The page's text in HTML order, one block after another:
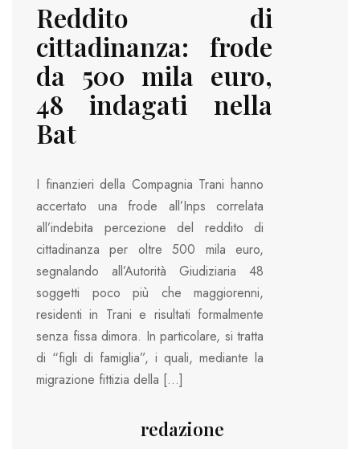
Reddito di
cittadinanza: frode
da 500 mila euro,
48 indagati nella
Bat
I finanzieri della Compagnia Trani hanno
accertato una frode all’Inps correlata
all’indebita percezione del reddito di
cittadinanza per oltre 500 mila euro,
segnalando all’Autorità Giudiziaria 48
soggetti poco più che maggiorenni,
residenti in Trani e risultati formalmente
senza fissa dimora. In particolare, si tratta
di “figli di famiglia”, i quali, mediante la
migrazione fittizia della […]
redazione